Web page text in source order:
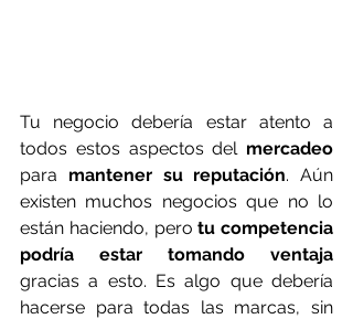
Tu negocio debería estar atento a
todos estos aspectos del mercadeo
para mantener su reputación. Aún
existen muchos negocios que no lo
están haciendo, pero tu competencia
podría estar tomando ventaja
gracias a esto. Es algo que debería
hacerse para todas las marcas, sin